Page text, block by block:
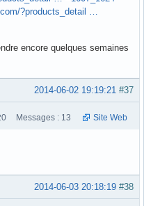
?products_detail …
encore quelques semaines
#37
2014-06-02 19:19:21
Messages : 13 Site Web
#38
2014-06-03 20:18:19